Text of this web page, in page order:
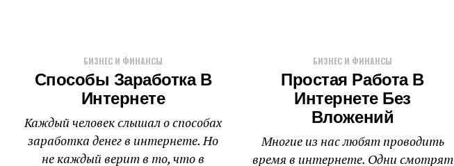
БИЗНЕС И ФИНАНСЫ
Способы Заработка В
Интернете
Каждый человек слышал о способах
заработка денег в интернете. Но
не каждый верит в то, что в
БИЗНЕС И ФИНАНСЫ
Простая Работа В
Интернете Без
Вложений
Многие из нас любят проводить
время в интернете. Одни смотрят